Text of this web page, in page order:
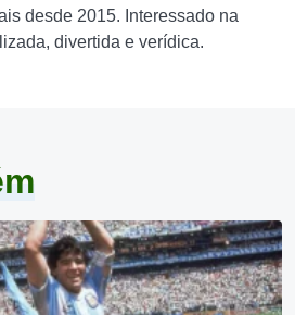
desde 2015. Interessado na
divertida e verídica.